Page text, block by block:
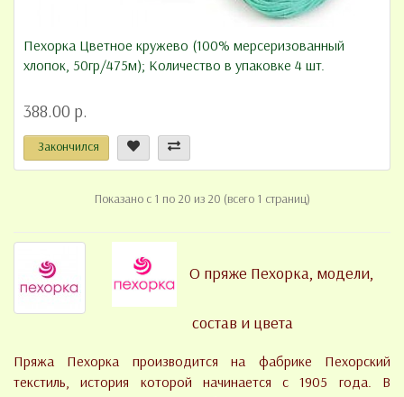
Пехорка Цветное кружево (100% мерсеризованный
хлопок, 50гр/475м); Количество в упаковке 4 шт.
388.00 р.
Закончился
Показано с 1 по 20 из 20 (всего 1 страниц)
О пряже Пехорка, модели,
состав и цвета
Пряжа Пехорка производится на фабрике Пехорский
текстиль, история которой начинается с 1905 года. В